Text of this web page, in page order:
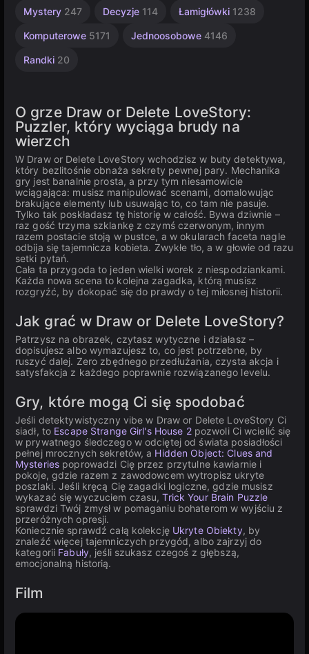
Mystery 247 Decyzje 114 Łamigłówki 1238
Komputerowe 5171 Jednoosobowe 4146
Randki 20
Multiplayer
Construct
O grze Draw or Delete LoveStory:
Puzzler, który wyciąga brudy na
wierzch
W Draw or Delete LoveStory wchodzisz w buty detektywa,
który bezlitośnie obnaża sekrety pewnej pary. Mechanika
gry jest banalnie prosta, a przy tym niesamowicie
wciągająca: musisz manipulować scenami, domalowując
brakujące elementy lub usuwając to, co tam nie pasuje.
Tylko tak poskładasz tę historię w całość. Bywa dziwnie –
raz gość trzyma szklankę z czymś czerwonym, innym
razem postacie stoją w pustce, a w okularach faceta nagle
odbija się tajemnicza kobieta. Zwykłe tło, a w głowie od razu
setki pytań.
Cała ta przygoda to jeden wielki worek z niespodziankami.
Każda nowa scena to kolejna zagadka, którą musisz
rozgryźć, by dokopać się do prawdy o tej miłosnej historii.
Jak grać w Draw or Delete LoveStory?
Patrzysz na obrazek, czytasz wytyczne i działasz –
dopisujesz albo wymazujesz to, co jest potrzebne, by
ruszyć dalej. Zero zbędnego przedłużania, czysta akcja i
satysfakcja z każdego poprawnie rozwiązanego levelu.
Gry, które mogą Ci się spodobać
Jeśli detektywistyczny vibe w Draw or Delete LoveStory Ci
siadł, to Escape Strange Girl's House 2pozwoli Ci wcielić się
w prywatnego śledczego w odciętej od świata posiadłości
pełnej mrocznych sekretów, a Hidden Object: Clues and
Mysteries poprowadzi Cię przez przytulne kawiarnie i
pokoje, gdzie razem z zawodowcem wytropisz ukryte
poszlaki. Jeśli kręcą Cię zagadki logiczne, gdzie musisz
wykazać się wyczuciem czasu,Trick Your Brain Puzzle
sprawdzi Twój zmysł w pomaganiu bohaterom w wyjściu z
przeróżnych opresji.
Koniecznie sprawdź całą kolekcję Ukryte Obiekty, by
znaleźć więcej tajemniczych przygód, albo zajrzyj do
kategorii Fabuły, jeśli szukasz czegoś z głębszą,
emocjonalną historią.
Film